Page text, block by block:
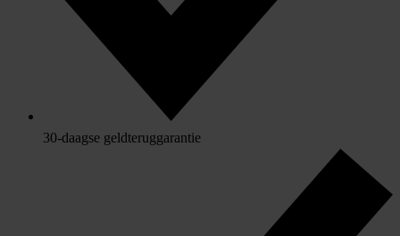
30-daagse geldteruggarantie